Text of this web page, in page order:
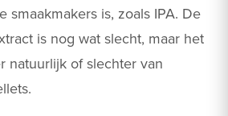
smaakmakers is, zoals IPA. De
is nog wat slecht, maar het
natuurlijk of slechter van